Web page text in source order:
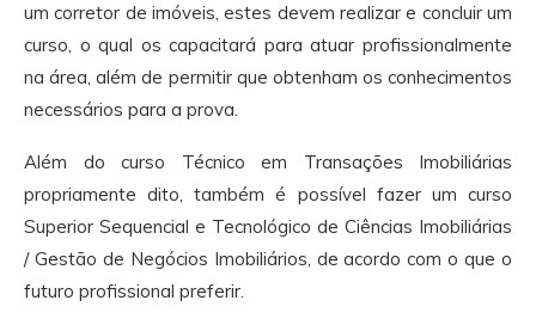
um corretor de imóveis, estes devem realizar e concluir um
curso, o qual os capacitará para atuar profissionalmente
na área, além de permitir que obtenham os conhecimentos
necessários para a prova.
Além do curso Técnico em Transações Imobiliárias
propriamente dito, também é possível fazer um curso
Superior Sequencial e Tecnológico de Ciências Imobiliárias
/ Gestão de Negócios Imobiliários, de acordo com o que o
futuro profissional preferir.